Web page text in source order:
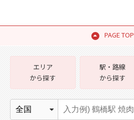
PAGE TOP
エリア
から探す
駅・路線
から探す